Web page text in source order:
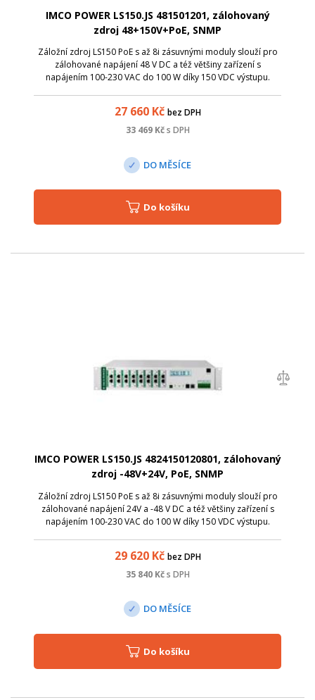
IMCO POWER LS150.JS 481501201, zálohovaný
zdroj 48+150V+PoE, SNMP
Záložní zdroj LS150 PoE s až 8i zásuvnými moduly slouží pro
zálohované napájení 48 V DC a též většiny zařízení s
napájením 100-230 VAC do 100 W díky 150 VDC výstupu.
27 660Kč bez DPH
33 469Kč s DPH
DO MĚSÍCE
Do košíku
IMCO POWER LS150.JS 4824150120801, zálohovaný
zdroj -48V+24V, PoE, SNMP
Záložní zdroj LS150 PoE s až 8i zásuvnými moduly slouží pro
zálohované napájení 24V a -48 V DC a též většiny zařízení s
napájením 100-230 VAC do 100 W díky 150 VDC výstupu.
29 620Kč bez DPH
35 840Kč s DPH
DO MĚSÍCE
Do košíku